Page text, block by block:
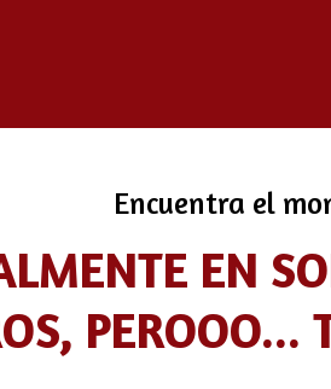
Encuentra el
EN
PEROOO...